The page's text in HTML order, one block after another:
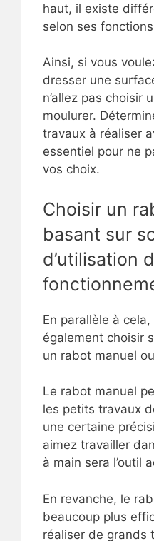
haut, il existe
selon ses
Ainsi, si vous
dresser une
n’allez pas choisir
moulurer.
travaux à réaliser
essentiel pour ne
vos choix.
Choisir un
basant sur
d’utilisation
En parallèle à
également choisir
un rabot manuel
Le rabot manuel
les petits travaux
une certaine
aimez travailler
à main sera l’outil
En revanche, le
beaucoup plus
réaliser de grands